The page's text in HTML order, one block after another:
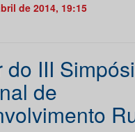
de 2014, 19:15
do III
de